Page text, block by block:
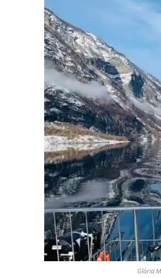
Glória